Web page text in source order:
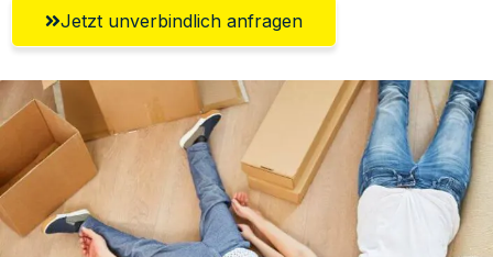
Jetzt unverbindlich anfragen